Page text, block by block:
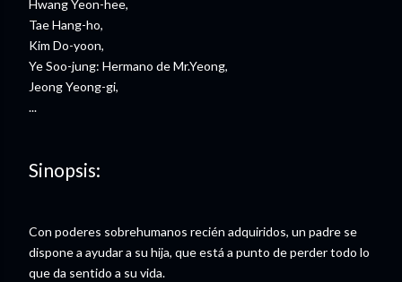
Hwang Yeon-hee,
Tae Hang-ho,
Kim Do-yoon,
Ye Soo-jung: Hermano de Mr.Yeong,
Jeong Yeong-gi,
...
Sinopsis:
Con poderes sobrehumanos recién adquiridos, un padre se
dispone a ayudar a su hija, que está a punto de perder todo lo
que da sentido a su vida.